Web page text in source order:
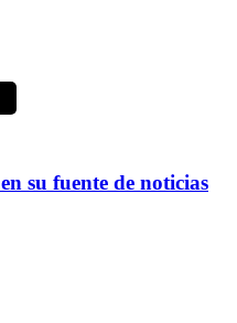
en su fuente de noticias